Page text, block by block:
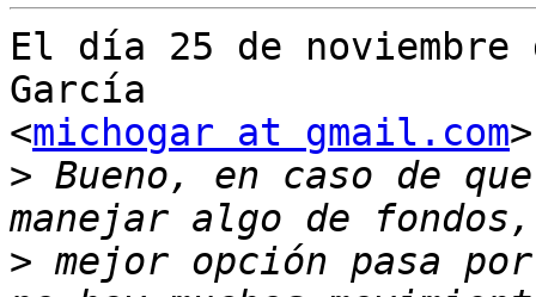
El día 25 de noviembre
García
<michogar at gmail.com
> Bueno, en caso de
> mejor opción pasa